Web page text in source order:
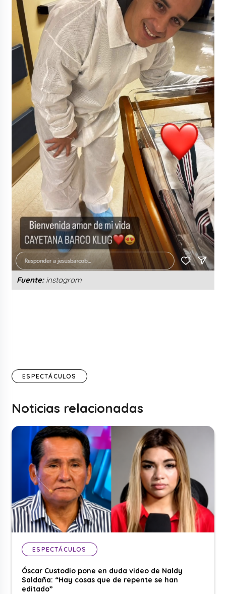
Fuente:instagram
ESPECTÁCULOS
Noticias relacionadas
ESPECTÁCULOS
Óscar Custodio pone en duda video de Naldy
Saldaña: “Hay cosas que de repente se han
editado”